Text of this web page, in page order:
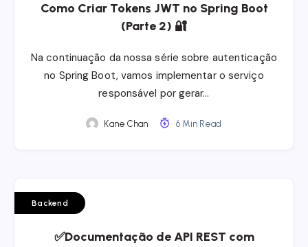
Como Criar Tokens JWT no Spring Boot
(Parte 2) 🔐
Na continuação da nossa série sobre autenticação
no Spring Boot, vamos implementar o serviço
responsável por gerar…
Kane Chan 6 Min Read
Backend
✅Documentação de API REST com